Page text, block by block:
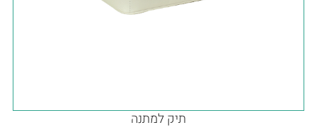
תיק למתנה